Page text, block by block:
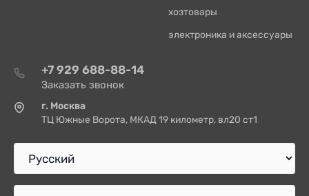
хозтовары
электроника и аксессуары
+7 929 688-88-14
Заказать звонок
г. Москва
ТЦ Южные Ворота, МКАД 19 километр, вл20 ст1